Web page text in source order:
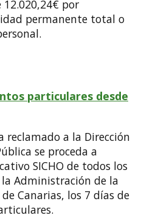
por
permanente total o
particulares desde
reclamado a la Dirección
se proceda a
SICHO de todos los
Administración de la
Canarias, los 7 días de